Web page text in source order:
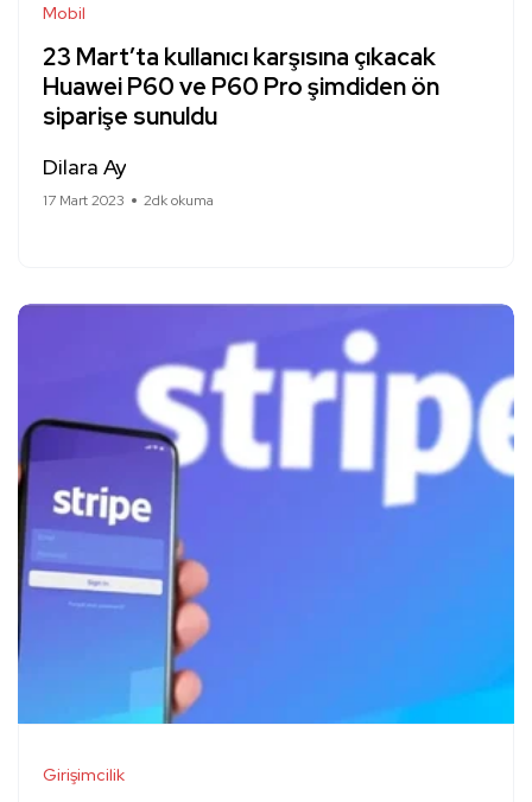
Mobil
23 Mart’ta kullanıcı karşısına çıkacak
Huawei P60 ve P60 Pro şimdiden ön
siparişe sunuldu
Dilara Ay
17 Mart 2023 2dk okuma
Girişimcilik